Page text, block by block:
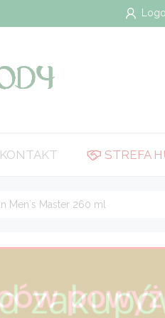
KONTAKT STREFA
Men`s Master 260 ml